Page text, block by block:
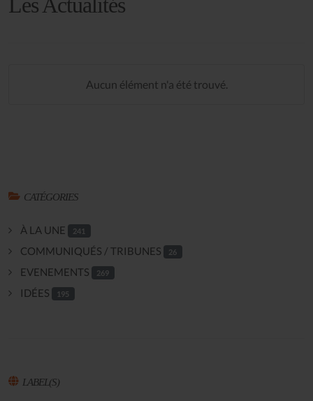
Aucun élément n'a été trouvé.
CATÉGORIES
À LA UNE 241
COMMUNIQUÉS / TRIBUNES 26
EVENEMENTS 269
IDÉES 195
LABEL(S)